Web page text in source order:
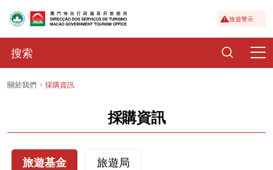
旅遊警示
關於我們 採購資訊
採購資訊
旅遊基金 旅遊局